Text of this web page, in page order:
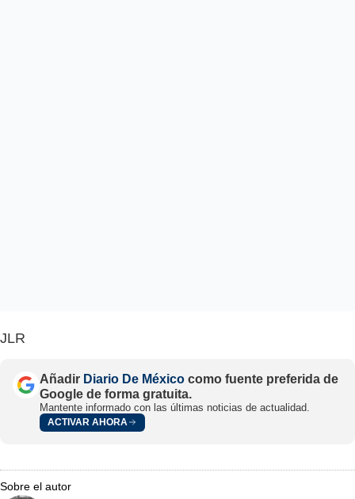
JLR
Añadir Diario De México como fuente preferida de
Google de forma gratuita.
Mantente informado con las últimas noticias de actualidad.
ACTIVAR AHORA
Sobre el autor